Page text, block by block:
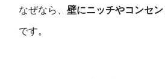
なぜなら、 壁にニッチやコンセ
です。